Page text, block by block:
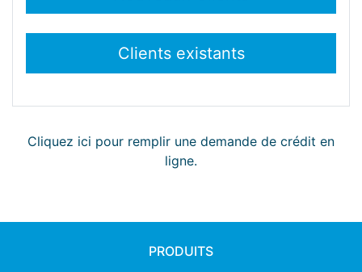
Cliquez ici pour remplir une demande de crédit en
ligne.
PRODUITS